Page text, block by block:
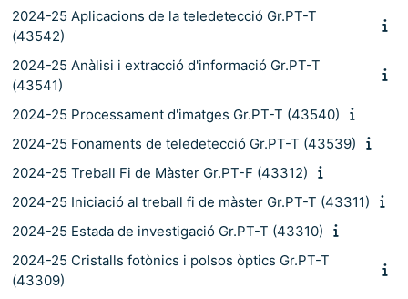
2024-25 Aplicacions de la teledetecció Gr.PT-T
(43542)
2024-25 Anàlisi i extracció d'informació Gr.PT-T
(43541)
2024-25 Processament d'imatges Gr.PT-T (43540)
2024-25 Fonaments de teledetecció Gr.PT-T (43539)
2024-25 Treball Fi de Màster Gr.PT-F (43312)
2024-25 Iniciació al treball fi de màster Gr.PT-T (43311)
2024-25 Estada de investigació Gr.PT-T (43310)
2024-25 Cristalls fotònics i polsos òptics Gr.PT-T
(43309)